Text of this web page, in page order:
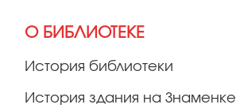
О БИБЛИОТЕКЕ
История библиотеки
История здания на Знаменке